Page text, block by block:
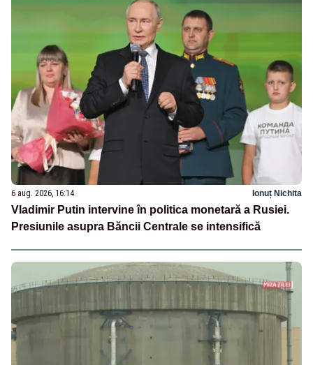
6 aug. 2026, 16:14 Ionuț Nichita
Vladimir Putin intervine în politica monetară a Rusiei.
Presiunile asupra Băncii Centrale se intensifică